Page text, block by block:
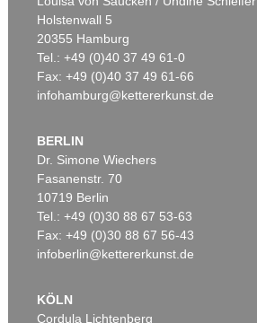
Auktion 431 - Lot 92
F. STUCK
Frühling, 1900
Ergebnis:€ 300.000
Ergebnis:
Holstenwall 5
20355 Hamburg
Tel.: +49 (0)40 37 49 61-0
Fax: +49 (0)40 37 49 61-66
infohamburg@kettererkunst.de
BERLIN
Dr. Simone Wiechers
Fasanenstr. 70
10719 Berlin
Tel.: +49 (0)30 88 67 53-63
Fax: +49 (0)30 88 67 56-43
infoberlin@kettererkunst.de
KÖLN
Cordula Lichtenberg